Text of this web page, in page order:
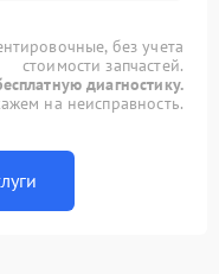
без учета
стоимости запчастей.
диагностику.
на неисправность.